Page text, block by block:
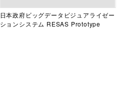
日本政府ビッグデータビジュアライゼー
ションシステム RESAS Prototype